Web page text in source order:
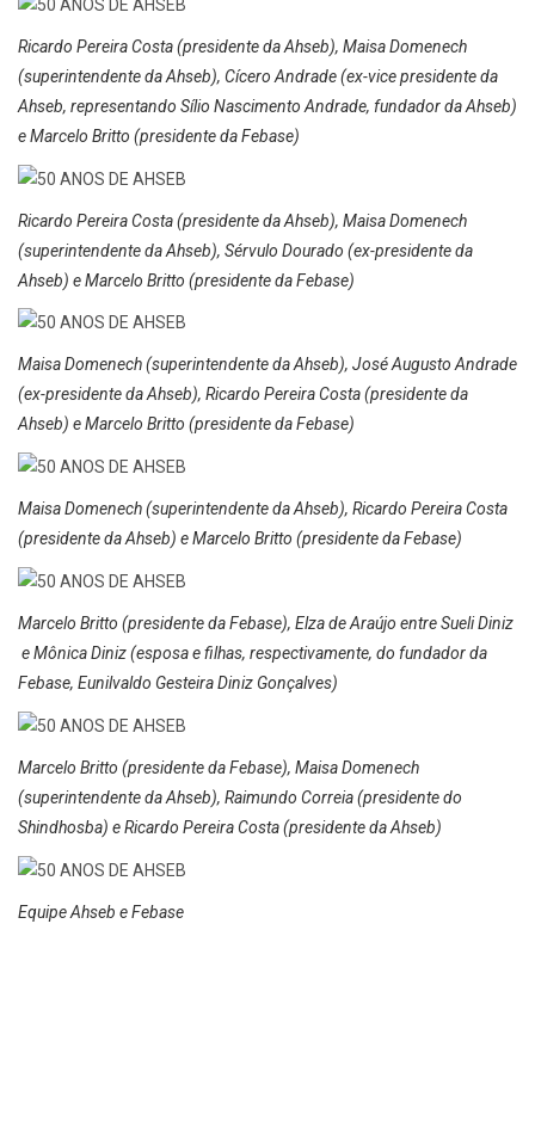
Ricardo Pereira Costa (presidente da Ahseb), Maisa Domenech
(superintendente da Ahseb), Cícero Andrade (ex-vice presidente da
Ahseb, representando Sílio Nascimento Andrade, fundador da Ahseb)
e Marcelo Britto (presidente da Febase)
Ricardo Pereira Costa (presidente da Ahseb), Maisa Domenech
(superintendente da Ahseb), Sérvulo Dourado (ex-presidente da
Ahseb) e Marcelo Britto (presidente da Febase)
Maisa Domenech (superintendente da Ahseb), José Augusto Andrade
(ex-presidente da Ahseb), Ricardo Pereira Costa (presidente da
Ahseb) e Marcelo Britto (presidente da Febase)
Maisa Domenech (superintendente da Ahseb), Ricardo Pereira Costa
(presidente da Ahseb) e Marcelo Britto (presidente da Febase)
Marcelo Britto (presidente da Febase), Elza de Araújo entre Sueli Diniz
e Mônica Diniz (esposa e filhas, respectivamente, do fundador da
Febase, Eunilvaldo Gesteira Diniz Gonçalves)
Marcelo Britto (presidente da Febase), Maisa Domenech
(superintendente da Ahseb), Raimundo Correia (presidente do
Shindhosba) e Ricardo Pereira Costa (presidente da Ahseb)
Equipe Ahseb e Febase